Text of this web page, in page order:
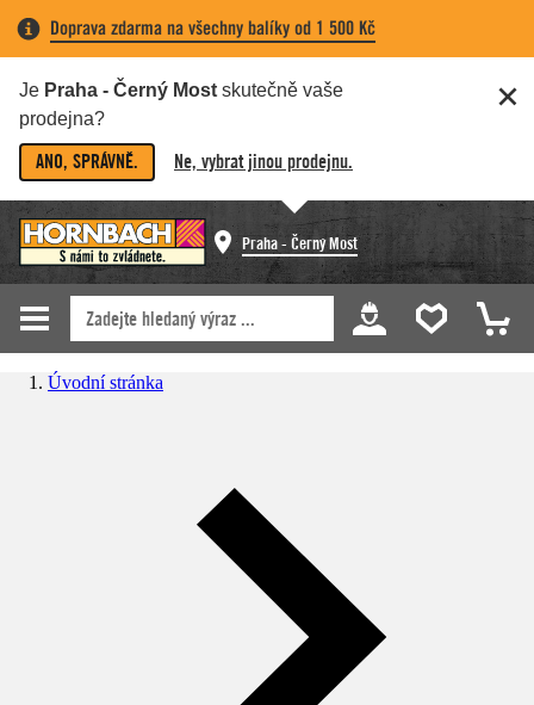
Doprava zdarma na všechny balíky od 1 500 Kč
Je Praha - Černý Most skutečně vaše
prodejna?
ANO, SPRÁVNĚ. Ne, vybrat jinou prodejnu.
Praha - Černý Most
Úvodní stránka